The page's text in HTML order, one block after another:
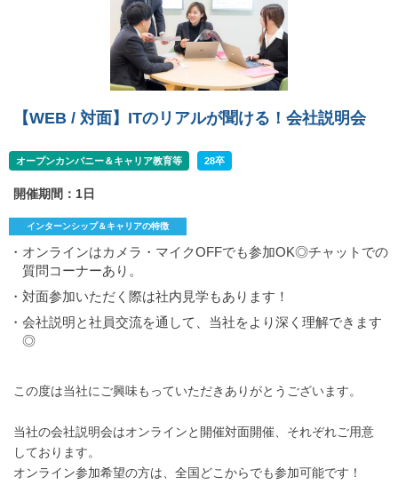
【WEB / 対面】ITのリアルが聞ける！会社説明会
オープンカンパニー＆キャリア教育等 28卒
開催期間：1日
インターンシップ＆キャリアの特徴
・オンラインはカメラ・マイクOFFでも参加OK◎チャットでの
質問コーナーあり。
・対面参加いただく際は社内見学もあります！
・会社説明と社員交流を通して、当社をより深く理解できます
◎
この度は当社にご興味もっていただきありがとうございます。
当社の会社説明会はオンラインと開催対面開催、それぞれご用意
しております。
オンライン参加希望の方は、全国どこからでも参加可能です！